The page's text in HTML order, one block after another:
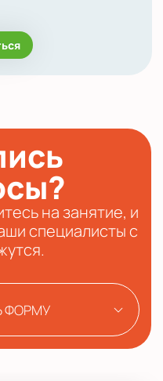
на занятие, и
специалисты с
ФОРМУ